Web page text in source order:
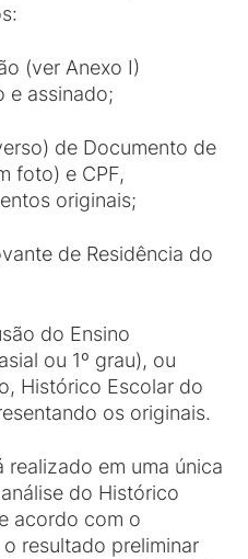
(ver Anexo I)
e assinado;
de Documento de
foto) e CPF,
originais;
de Residência do
do Ensino
ou 1º grau), ou
Histórico Escolar do
os originais.
em uma única
do Histórico
acordo com o
resultado preliminar